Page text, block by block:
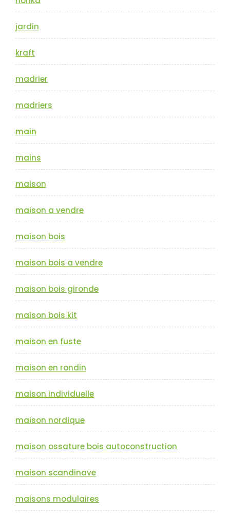
jardin
kraft
madrier
madriers
main
mains
maison
maison a vendre
maison bois
maison bois a vendre
maison bois gironde
maison bois kit
maison en fuste
maison en rondin
maison individuelle
maison nordique
maison ossature bois autoconstruction
maison scandinave
maisons modulaires